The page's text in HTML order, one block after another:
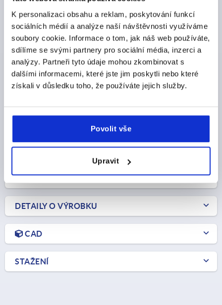
K personalizaci obsahu a reklam, poskytování funkcí
sociálních médií a analýze naší návštěvnosti využíváme
soubory cookie. Informace o tom, jak náš web používáte,
sdílíme se svými partnery pro sociální média, inzerci a
analýzy. Partneři tyto údaje mohou zkombinovat s
dalšími informacemi, které jste jim poskytli nebo které
získali v důsledku toho, že používáte jejich služby.
Povolit vše
Upravit
ZÁVĚS S ARETAČNÍ FUNKCÍ 55X67, HLINÍK ČERNĚ
ELOXOVANO, A1=38, B1=48
MAX. KROUTICÍ MOMENT NM=5 DÉLKA=55
A1=38
K1198.556715
DETAILY O VÝROBKU
CAD
STAŽENÍ